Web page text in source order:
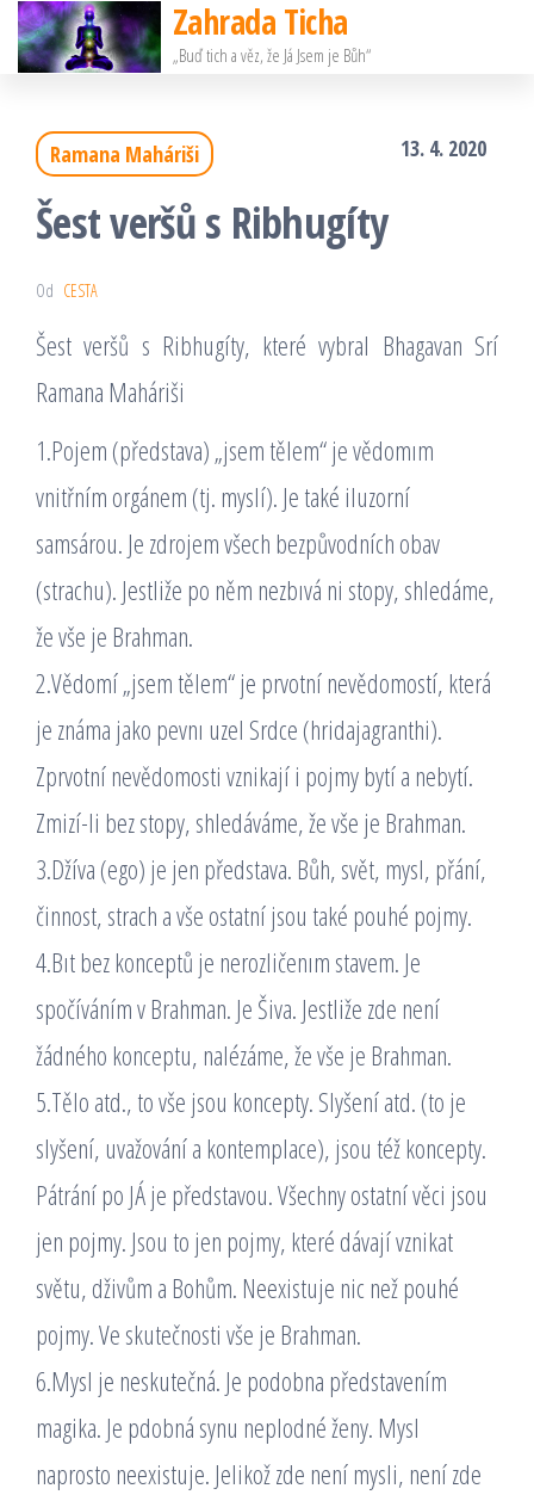
Přeskočit
na
Zahrada Ticha
„Buď tich a věz, že Já Jsem je Bůh“
Ramana Maháriši 13. 4. 2020
Šest veršů s Ribhugíty
Od CESTA
Šest veršů s Ribhugíty, které vybral Bhagavan Srí
Ramana Maháriši
1.Pojem (představa) „jsem tělem“ je vědomım
vnitřním orgánem (tj. myslí). Je také iluzorní
samsárou. Je zdrojem všech bezpůvodních obav
(strachu). Jestliže po něm nezbıvá ni stopy, shledáme,
že vše je Brahman.
2.Vědomí „jsem tělem“ je prvotní nevědomostí, která
je známa jako pevnı uzel Srdce (hridajagranthi).
Zprvotní nevědomosti vznikají i pojmy bytí a nebytí.
Zmizí-li bez stopy, shledáváme, že vše je Brahman.
3.Džíva (ego) je jen představa. Bůh, svět, mysl, přání,
činnost, strach a vše ostatní jsou také pouhé pojmy.
4.Bıt bez konceptů je nerozličenım stavem. Je
spočíváním v Brahman. Je Šiva. Jestliže zde není
žádného konceptu, nalézáme, že vše je Brahman.
5.Tělo atd., to vše jsou koncepty. Slyšení atd. (to je
slyšení, uvažování a kontemplace), jsou též koncepty.
Pátrání po JÁ je představou. Všechny ostatní věci jsou
jen pojmy. Jsou to jen pojmy, které dávají vznikat
světu, dživům a Bohům. Neexistuje nic než pouhé
pojmy. Ve skutečnosti vše je Brahman.
6.Mysl je neskutečná. Je podobna představením
magika. Je pdobná synu neplodné ženy. Mysl
naprosto neexistuje. Jelikož zde není mysli, není zde